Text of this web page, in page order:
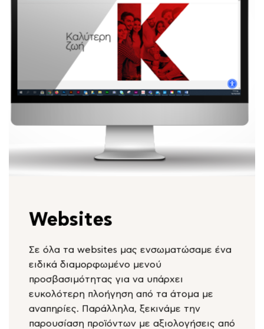
Websites
Σε όλα τα websites μας ενσωματώσαμε ένα
ειδικά διαμορφωμένο μενού
προσβασιμότητας για να υπάρχει
ευκολότερη πλοήγηση από τα άτομα με
αναπηρίες. Παράλληλα, ξεκινάμε την
παρουσίαση προϊόντων με αξιολογήσεις από